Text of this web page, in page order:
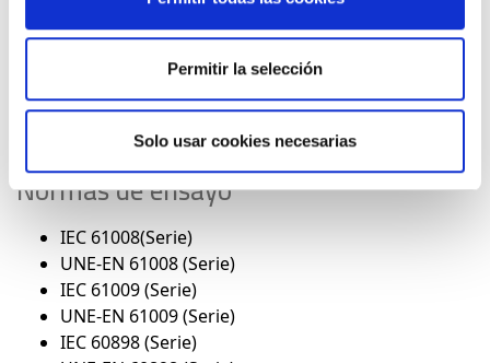
Permitir la selección
Solo usar cookies necesarias
valores definidos por el fabricante.
Productos que aplica
Material eléctrico de uso doméstico
Normas de ensayo
IEC 61008(Serie)
UNE-EN 61008 (Serie)
IEC 61009 (Serie)
UNE-EN 61009 (Serie)
IEC 60898 (Serie)